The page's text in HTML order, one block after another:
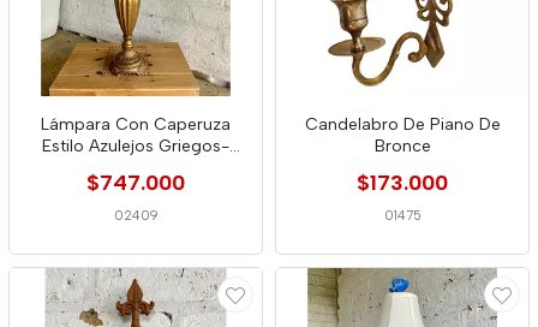
Lámpara Con Caperuza
Estilo Azulejos Griegos-
$747.000
02409
Candelabro De Piano De
Bronce
$173.000
01475